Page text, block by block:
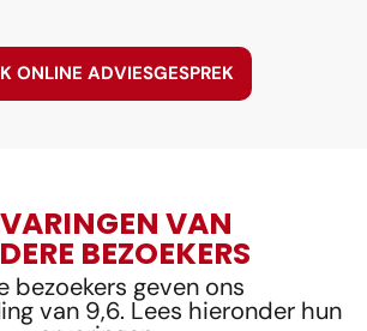
ONLINE ADVIESGESPREK
VAN
BEZOEKERS
bezoekers geven ons
van 9,6. Lees hieronder hun